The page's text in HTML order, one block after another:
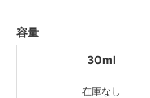
容量
30ml
在庫なし